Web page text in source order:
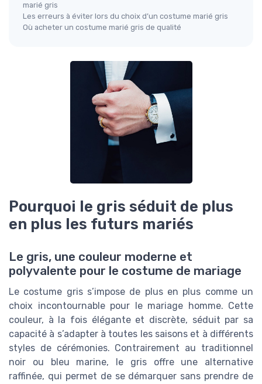
marié gris
Les erreurs à éviter lors du choix d’un costume marié gris
Où acheter un costume marié gris de qualité
Pourquoi le gris séduit de plus
en plus les futurs mariés
Le gris, une couleur moderne et
polyvalente pour le costume de mariage
Le costume gris s’impose de plus en plus comme un
choix incontournable pour le mariage homme. Cette
couleur, à la fois élégante et discrète, séduit par sa
capacité à s’adapter à toutes les saisons et à différents
styles de cérémonies. Contrairement au traditionnel
noir ou bleu marine, le gris offre une alternative
raffinée, qui permet de se démarquer sans prendre de